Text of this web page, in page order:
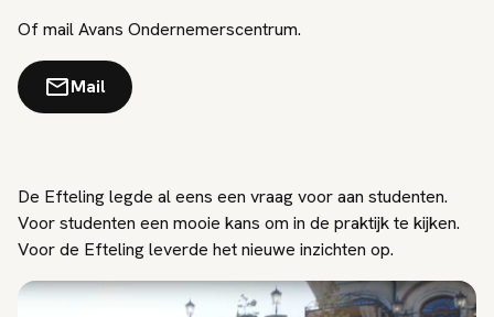
Of mail Avans Ondernemerscentrum.
Mail
De Efteling legde al eens een vraag voor aan studenten.
Voor studenten een mooie kans om in de praktijk te kijken.
Voor de Efteling leverde het nieuwe inzichten op.